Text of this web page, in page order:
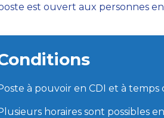
est ouvert aux personnes
à pouvoir en CDI et à temps
horaires sont possibles